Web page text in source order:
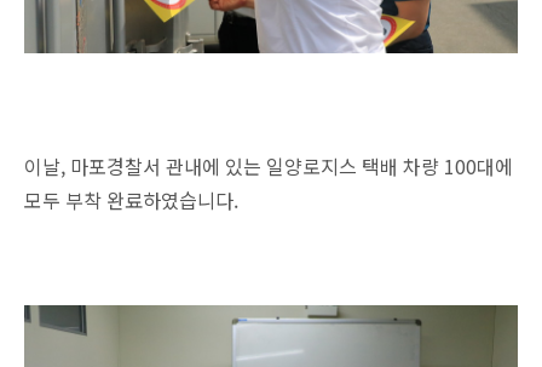
이날, 마포경찰서 관내에 있는 일양로지스 택배 차량 100대에
모두 부착 완료하였습니다.